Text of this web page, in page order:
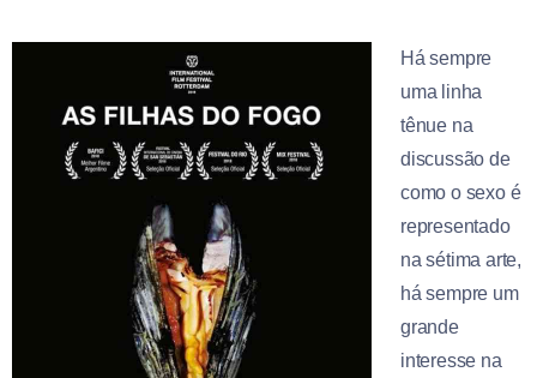
Há sempre
uma linha
tênue na
discussão de
como o sexo é
representado
na sétima arte,
há sempre um
grande
interesse na